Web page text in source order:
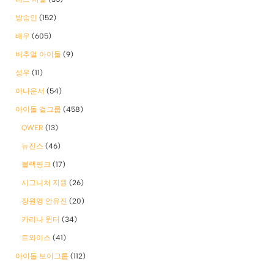
방송인 (152)
배우 (605)
버추얼 아이돌 (9)
성우 (11)
아나운서 (54)
아이돌 걸그룹 (458)
QWER (13)
뉴진스 (46)
블랙핑크 (17)
시그니처 지원 (26)
장원영 안유진 (20)
카리나 윈터 (34)
트와이스 (41)
아이돌 보이그룹 (112)